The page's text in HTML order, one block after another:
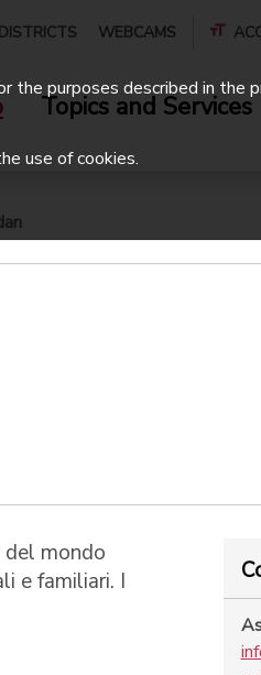
DISTRICTS WEBCAMS
Topics and Services
del mondo
e familiari. I
purposes described in the
use of cookies.